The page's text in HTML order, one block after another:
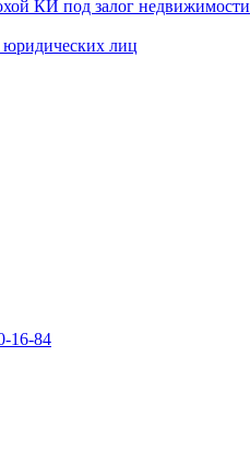
КИ под залог недвижимости
юридических лиц
16-84